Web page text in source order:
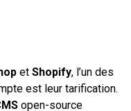
et Shopify, l’un des
est leur tarification.
open-source